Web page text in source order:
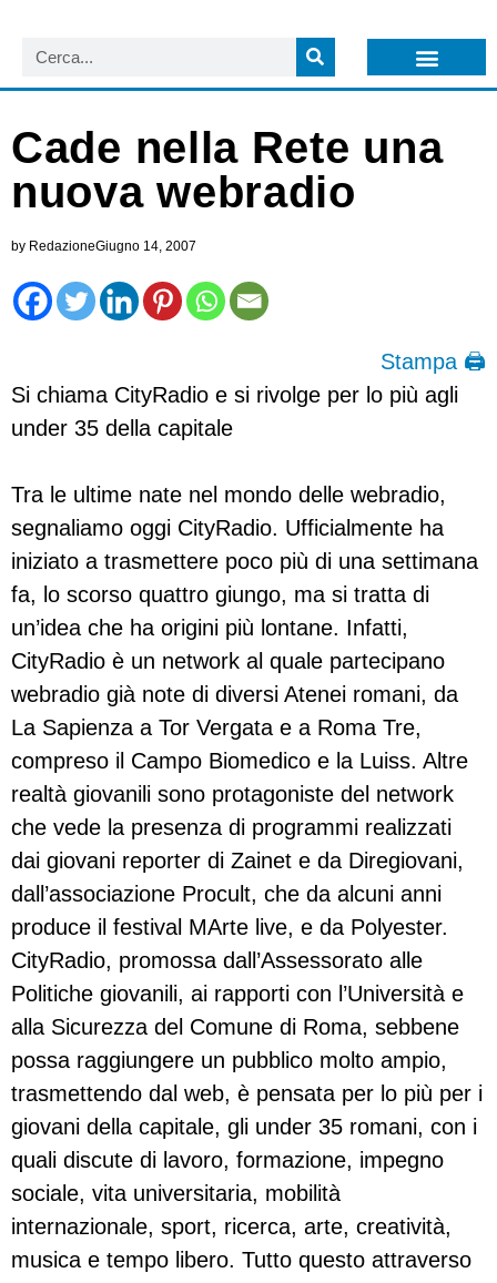
Cade nella Rete una
nuova webradio
by RedazioneGiugno 14, 2007
Stampa 🖨
Si chiama CityRadio e si rivolge per lo più agli
under 35 della capitale
Tra le ultime nate nel mondo delle webradio,
segnaliamo oggi CityRadio. Ufficialmente ha
iniziato a trasmettere poco più di una settimana
fa, lo scorso quattro giungo, ma si tratta di
un’idea che ha origini più lontane. Infatti,
CityRadio è un network al quale partecipano
webradio già note di diversi Atenei romani, da
La Sapienza a Tor Vergata e a Roma Tre,
compreso il Campo Biomedico e la Luiss. Altre
realtà giovanili sono protagoniste del network
che vede la presenza di programmi realizzati
dai giovani reporter di Zainet e da Diregiovani,
dall’associazione Procult, che da alcuni anni
produce il festival MArte live, e da Polyester.
CityRadio, promossa dall’Assessorato alle
Politiche giovanili, ai rapporti con l’Università e
alla Sicurezza del Comune di Roma, sebbene
possa raggiungere un pubblico molto ampio,
trasmettendo dal web, è pensata per lo più per i
giovani della capitale, gli under 35 romani, con i
quali discute di lavoro, formazione, impegno
sociale, vita universitaria, mobilità
internazionale, sport, ricerca, arte, creatività,
musica e tempo libero. Tutto questo attraverso